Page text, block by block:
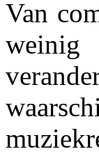
Van
weinig